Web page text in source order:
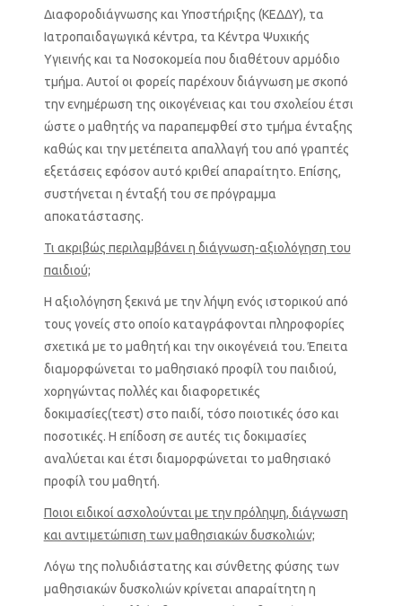
Διαφοροδιάγνωσης και Υποστήριξης (ΚΕΔΔΥ), τα
Ιατροπαιδαγωγικά κέντρα, τα Κέντρα Ψυχικής
Υγιεινής και τα Νοσοκομεία που διαθέτουν αρμόδιο
τμήμα. Αυτοί οι φορείς παρέχουν διάγνωση με σκοπό
την ενημέρωση της οικογένειας και του σχολείου έτσι
ώστε ο μαθητής να παραπεμφθεί στο τμήμα ένταξης
καθώς και την μετέπειτα απαλλαγή του από γραπτές
εξετάσεις εφόσον αυτό κριθεί απαραίτητο. Επίσης,
συστήνεται η ένταξή του σε πρόγραμμα
αποκατάστασης.
Τι ακριβώς περιλαμβάνει η διάγνωση-αξιολόγηση του
παιδιού;
Η αξιολόγηση ξεκινά με την λήψη ενός ιστορικού από
τους γονείς στο οποίο καταγράφονται πληροφορίες
σχετικά με το μαθητή και την οικογένειά του. Έπειτα
διαμορφώνεται το μαθησιακό προφίλ του παιδιού,
χορηγώντας πολλές και διαφορετικές
δοκιμασίες(τεστ) στο παιδί, τόσο ποιοτικές όσο και
ποσοτικές. Η επίδοση σε αυτές τις δοκιμασίες
αναλύεται και έτσι διαμορφώνεται το μαθησιακό
προφίλ του μαθητή.
Ποιοι ειδικοί ασχολούνται με την πρόληψη, διάγνωση
και αντιμετώπιση των μαθησιακών δυσκολιών;
Λόγω της πολυδιάστατης και σύνθετης φύσης των
μαθησιακών δυσκολιών κρίνεται απαραίτητη η